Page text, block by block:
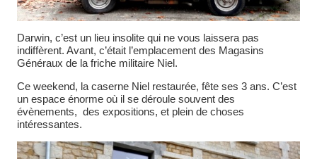
Darwin, c’est un lieu insolite qui ne vous laissera pas
indiffèrent. Avant, c’était l’emplacement des Magasins
Généraux de la friche militaire Niel.
Ce weekend, la caserne Niel restaurée, fête ses 3 ans. C’est
un espace énorme où il se déroule souvent des
évènements, des expositions, et plein de choses
intéressantes.